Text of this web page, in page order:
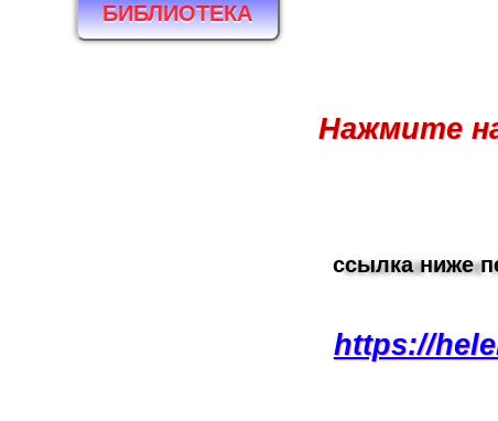
БИБЛИОТЕКА
Нажмите
ссылка ниже
https://